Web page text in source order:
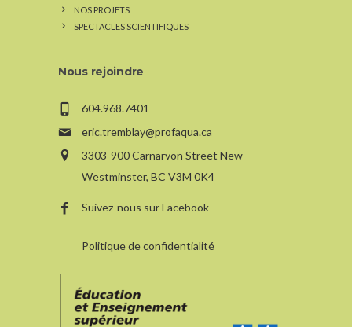
NOS PROJETS
SPECTACLES SCIENTIFIQUES
Nous rejoindre
604.968.7401
eric.tremblay@profaqua.ca
3303-900 Carnarvon Street New
Westminster, BC V3M 0K4
Suivez-nous sur Facebook
Politique de confidentialité